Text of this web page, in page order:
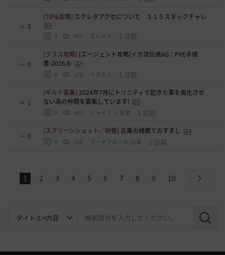
2
[TIP&攻略] エクレタアクセについて ３１５スタックチャレ
3 517 エレメル 1 日前
0
[クラス攻略] [エージェント攻略]イカ流伝承AG：PVE手順
書-2026.8-
0 270 イスカス 1 日前
1
[ギルド募集]2024年7月にトリニティで起きた事を風化させ
ない為の仲間を募集しています!
0 305 シャイミン-日本 1 日前
0
[スクリーンショット／映像] 古巣の桟橋でおすまし
0 288 ラーナフルール-日本 1 日前
1 2 3 4 5 6 7 8 9 10 next
検